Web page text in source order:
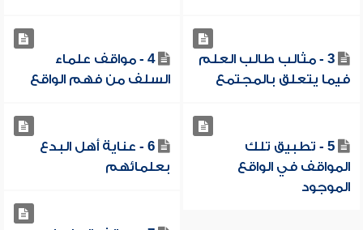
3 - مثالب طالب العلم
فيما يتعلق بالمجتمع
4 - مواقف علماء
السلف من فهم الواقع
5 - تطبيق تلك
المواقف في الواقع
الموجود
6 - عناية أهل البدع
بعلمائهم